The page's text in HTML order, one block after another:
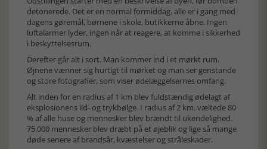
detonerede. Det er en normal formiddag, alle er i gang med
dagens gøremål, børnene i skole, butikkerne åbne. Ingen
luftalarmer lyder, ingen når at reagere, at komme i sikkerhed
i beskyttelsesrum.
Derefter går alt i sort. Man kommer ind i et mørkt rum.
Øjnene vænner sig hurtigt til mørket og man ser genstande
og store fotografier, som viser ødelæggelsernes omfang.
Alt inden for en radius af 1 km blev fuldstændig ødelagt af
eksplosionens ild- og trykbølge. I radius af 2 km. væltede 80
% af alle huse og mennesker blev brændt til ukendelighed.
75.000 mennesker blev dræbt på et øjeblik og lige så mange
døde senere af brandsår, kvæstelser og stråleskader.